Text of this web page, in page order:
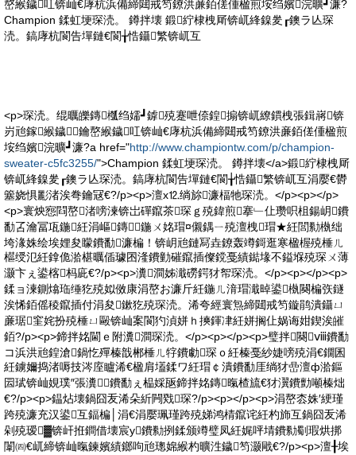
嶅緱鐬叿锛屾€庨杭浜備締閮戒笉鐐洪亷銆傞偅楹煎垵绉嬪浣曠┛濂?
Champion 鍒虹埂琛涜。 鐏拌壊 鍛紵棣栧厛锛屼綘鎳夎┎鐭ラ亾琛
涜。鎬庨杭閬告墠鏈€閬╁悎鑷繁锛屼互
<p>琛涜。绲曞皪鏄槬绉嬬┛鎼殑蹇呭倷鍠搧锛屼繚鏆栧張鍓嶈锛
岃兘鎵緱鐬鑰嶅緱鐬叿锛屾€庨杭浜備締閮戒笉鐐洪亷銆傞偅楹煎
垵绉嬪浣曠┛濂?a href="http://www.championtw.com/p/champion-
sweater-c5fc3255/">Champion 鍒虹埂琛涜。 鐏拌壊</a>鍛紵棣栧厛
锛屼綘鎳夎┎鐭ラ亾琛涜。鎬庨杭閬告墠鏈€閬╁悎鑷繁锛屼互涓嬮€欎
簺娆惧彲渚涘弮鑰冦€?/p><p>澶х⒓绱旀濂楅牠琛涜。</p><p></p>
<p>寰炴惌閰嶅渚嗙湅锛岀磾鑹茶琛ｇ殑鍏煎搴﹂仩瓒呮柤鍚岄鐨
勫叾瀹冨瓨鍦紝涓嶇鏄┛鍦ㄨ姳瑁¤儭鍝ㄧ殑澶栧瑁★紝閭勬槸绌
垮湪姝绘埃娌夋矇鐨勫濂楄！锛岄兘鏈冩垚鐐轰竴鎶逛寒楹楃殑棰ㄦ
櫙绶氾紝鎿佹湁椹曞偛璩囨湰鐨勭磪鑹插儏鎲戞績鐑堟不鎰堢殑琛ㄨ薄
灏卞ぇ鍙楁杩庛€?/p><p>瀵澗姊濈磱鍔犲帤琛涜。</p><p></p><p>
鍒ョ湅鍘熻珤缍犵殑姒傚康涓嶅お濂斤紝鍦ㄦ湇瑁濈晫鍙槸闋楄矤鐩
涘悕銆傜稜鑹插付涓夋鏉犵殑琛涜。浠夸經寰炰締閮戒笉鏇鹃潰鑷ㄩ
亷琚窐姹扮殑棰ㄩ毆锛屾案閬犳湞姘ｈ摤鍕冿紝姘搁仩娲诲姏鍥涘皠
銆?/p><p>鍗拌姳閫ｅ附瀵澗琛涜。</p><p></p><p>璧拌闋ⅷ鐨勫
コ浜洪兘鍠滄鍋忔殫榛戠郴棰ㄦ牸鐨勮琛ｏ紝榛戞紗婕嗙殑涓€鐗囷
紝鐪嬭捣渚嗕技涔庢矑浠€楹肩壒鍒ワ紝瑁￠潰鐨勫厓绱犲嵒澶ф湁鏂
囩珷锛屾娊璞″張瀵鐨勫ぇ榀婇瓪鍗拌姳鏄暣楂旈€犲瀷鐨勯噸榛炪
€?/p><p>鎾炶壊鍋囧叐浠朵紤闁戣琛?/p><p></p><p>涓嶅枩姝′綆瑾
跨殑濂充汉鍙互鍢楄│涓€涓嬮珮瑾跨殑娣鸿棈鑹诧紝杓斾互鍋囧叐浠
剁殑瑷▓锛屽拰鐧借壊宸у鐨勬挒鍒颁竴璧凤紝娓呯埥鐨勬劅瑕烘挷
闈㈣€屼締锛屾暣鍊嬪績鎯呴兘璁婂緱杓曠泩鐬笉灏戙€?/p><p>澶╂埃